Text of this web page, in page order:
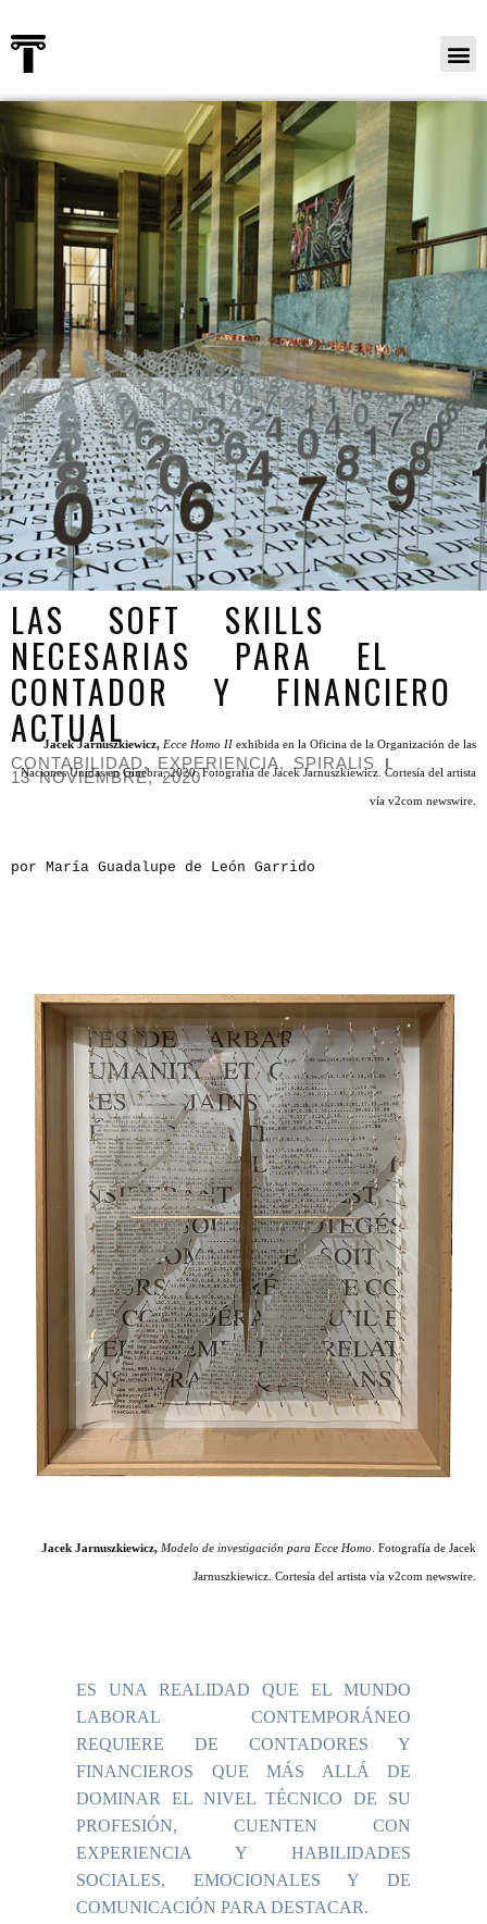
LAS SOFT SKILLS
NECESARIAS PARA EL
CONTADOR Y FINANCIERO
ACTUAL
CONTABILIDAD, EXPERIENCIA, SPIRALIS
13 NOVIEMBRE, 2020
Jacek Jarnuszkiewicz, Ecce Homo II exhibida en la Oficina de la Organización de las
Naciones Unidas en Ginebra, 2020. Fotografía de Jacek Jarnuszkiewicz. Cortesía del artista
vía v2com newswire.
por María Guadalupe de León Garrido
Jacek Jarnuszkiewicz, Modelo de investigación para Ecce Homo. Fotografía de Jacek
Jarnuszkiewicz. Cortesía del artista vía v2com newswire.
ES UNA REALIDAD QUE EL MUNDO
LABORAL CONTEMPORÁNEO
REQUIERE DE CONTADORES Y
FINANCIEROS QUE MÁS ALLÁ DE
DOMINAR EL NIVEL TÉCNICO DE SU
PROFESIÓN, CUENTEN CON
EXPERIENCIA Y HABILIDADES
SOCIALES, EMOCIONALES Y DE
COMUNICACIÓN PARA DESTACAR.